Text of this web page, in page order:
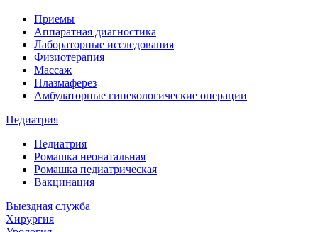
Приемы
Аппаратная диагностика
Лабораторные исследования
Физиотерапия
Массаж
Плазмаферез
Амбулаторные гинекологические операции
Педиатрия
Педиатрия
Ромашка неонатальная
Ромашка педиатрическая
Вакцинация
Выездная служба
Хирургия